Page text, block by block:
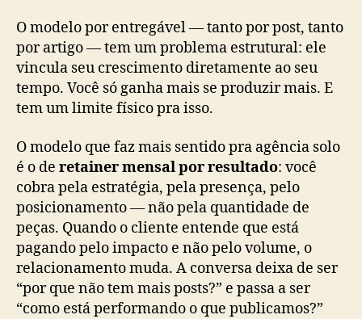
O modelo por entregável — tanto por post, tanto
por artigo — tem um problema estrutural: ele
vincula seu crescimento diretamente ao seu
tempo. Você só ganha mais se produzir mais. E
tem um limite físico pra isso.
O modelo que faz mais sentido pra agência solo
é o de retainer mensal por resultado: você
cobra pela estratégia, pela presença, pelo
posicionamento — não pela quantidade de
peças. Quando o cliente entende que está
pagando pelo impacto e não pelo volume, o
relacionamento muda. A conversa deixa de ser
“por que não tem mais posts?” e passa a ser
“como está performando o que publicamos?”